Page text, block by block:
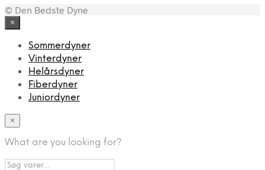
pris
© Den Bedste Dyne
×
Sommerdyner
Vinterdyner
Helårsdyner
Fiberdyner
Juniordyner
×
What are you looking for?